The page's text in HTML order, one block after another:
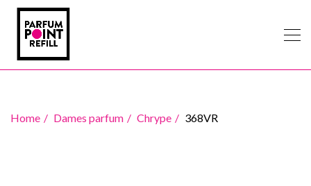
Home Dames parfum Chrype 368VR